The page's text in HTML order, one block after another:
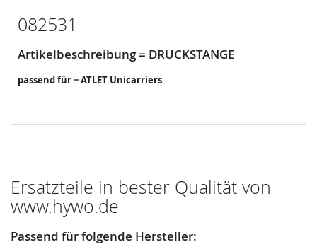
082531
Artikelbeschreibung = DRUCKSTANGE
passend für = ATLET Unicarriers
Ersatzteile in bester Qualität von
www.hywo.de
Passend für folgende Hersteller: